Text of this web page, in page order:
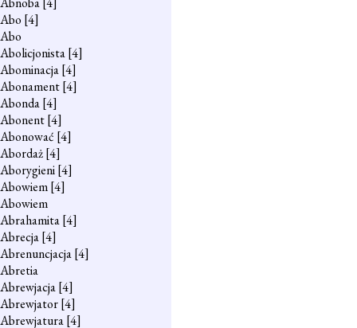
Abo [4]
Abo
Abolicjonista[4]
Abominacja[4]
Abonament[4]
Abonda[4]
Abonent[4]
Abonować [4]
Abordaż[4]
Aborygieni[4]
Abowiem[4]
Abowiem
Abrahamita[4]
Abrecja[4]
Abrenuncjacja[4]
Abretia
Abrewjacja[4]
Abrewjator[4]
Abrewjatura[4]